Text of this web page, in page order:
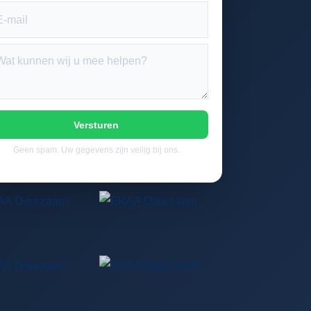
Versturen
Geen spam. Uw gegevens zijn veilig bij ons.